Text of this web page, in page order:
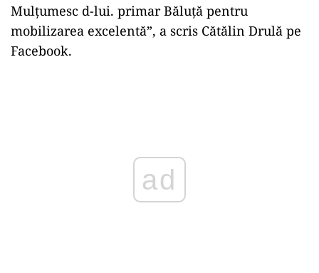
Mulțumesc d-lui. primar Băluță pentru
mobilizarea excelentă”, a scris Cătălin Drulă pe
Facebook.